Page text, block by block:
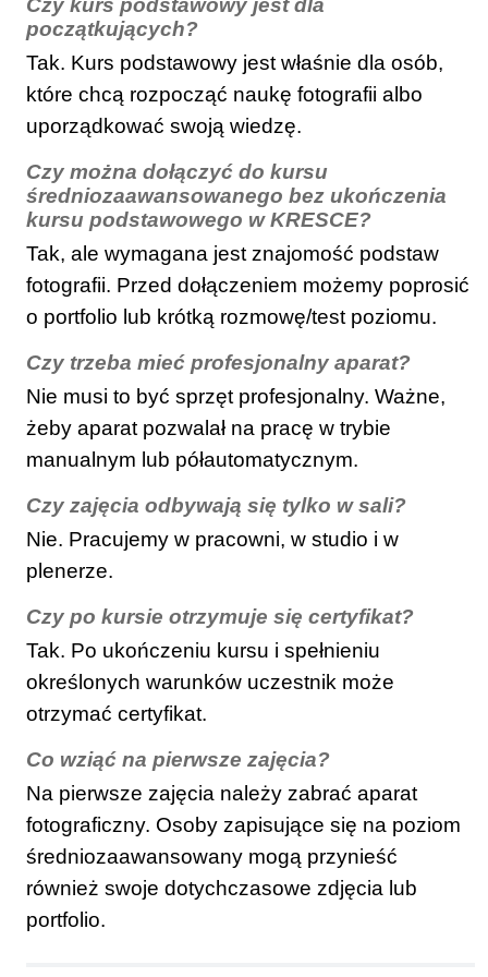
Czy kurs podstawowy jest dla
początkujących?
Tak. Kurs podstawowy jest właśnie dla osób,
które chcą rozpocząć naukę fotografii albo
uporządkować swoją wiedzę.
Czy można dołączyć do kursu
średniozaawansowanego bez ukończenia
kursu podstawowego w KRESCE?
Tak, ale wymagana jest znajomość podstaw
fotografii. Przed dołączeniem możemy poprosić
o portfolio lub krótką rozmowę/test poziomu.
Czy trzeba mieć profesjonalny aparat?
Nie musi to być sprzęt profesjonalny. Ważne,
żeby aparat pozwalał na pracę w trybie
manualnym lub półautomatycznym.
Czy zajęcia odbywają się tylko w sali?
Nie. Pracujemy w pracowni, w studio i w
plenerze.
Czy po kursie otrzymuje się certyfikat?
Tak. Po ukończeniu kursu i spełnieniu
określonych warunków uczestnik może
otrzymać certyfikat.
Co wziąć na pierwsze zajęcia?
Na pierwsze zajęcia należy zabrać aparat
fotograficzny. Osoby zapisujące się na poziom
średniozaawansowany mogą przynieść
również swoje dotychczasowe zdjęcia lub
portfolio.